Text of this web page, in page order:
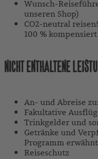
Wunsch-
unseren Shop)
CO2-neutral
100 % kompensiert
NICHT ENTHALTENE
An- und Abreise
Fakultative
Trinkgelder und
Getränke und
Programm erwähnt
Reiseschutz